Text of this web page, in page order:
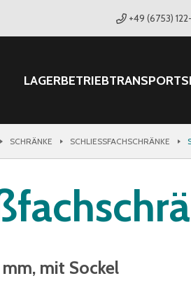
+49 (6753)
LAGERBETRIEBTRANSPORT
SCHRÄNKE SCHLIESSFACHSCHRÄNKE
mit Sockel